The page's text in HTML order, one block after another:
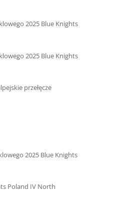
2025 Blue Knights
2025 Blue Knights
przełęcze
2025 Blue Knights
Poland IV North